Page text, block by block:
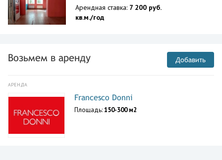
Арендная ставка: 7 200 руб.
кв.м./год
Возьмем в аренду Добавить
АРЕНДА
Francesco Donni
Площадь:150-300 м2